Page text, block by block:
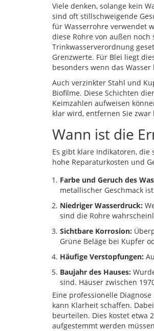
Viele denken, solange kein
sind oft stillschweigende
für Wasserrohre verwendet
diese Rohre von außen
Trinkwasserverordnung
Grenzwerte. Für Blei liegt
besonders wenn das
Auch verzinkter Stahl und
Biofilme. Diese Schichten
Keimzahlen aufweisen
klar wird, entfernen Sie
Wann ist die
Es gibt klare Indikatoren, die
hohe Reparaturkosten und
Farbe und Geruch des
metallischer Geschmack
Niedriger Wasserdruck:
sind die Rohre
Sichtbare Korrosion:
Grüne Beläge bei Kupfer
Häufige Verstopfungen:
Baujahr des Hauses:
sind. Häuser zwischen
Eine professionelle
kann Klarheit schaffen.
beurteilen. Dies kostet etwa
aufgestemmt werden